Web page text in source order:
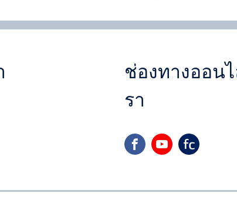
ช่องทางออน
รา
facebookyoutubeyara